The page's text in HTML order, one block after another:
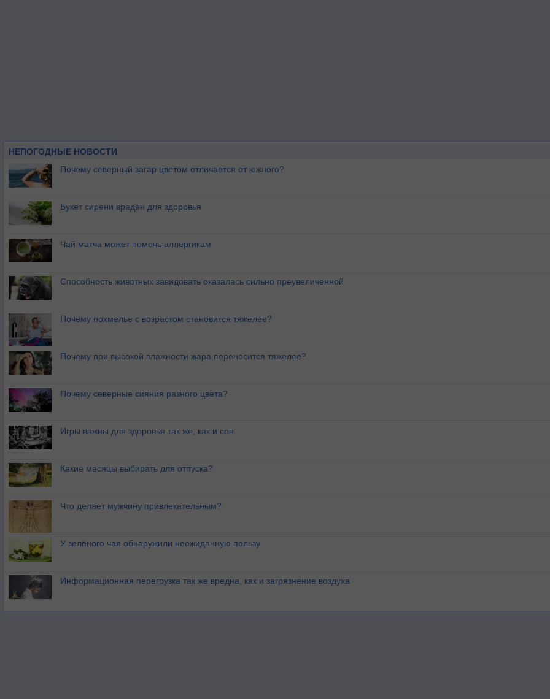
НЕПОГОДНЫЕ НОВОСТИ
Почему северный загар цветом отличается от южного?
Букет сирени вреден для здоровья
Чай матча может помочь аллергикам
Способность животных завидовать оказалась сильно преувеличенной
Почему похмелье с возрастом становится тяжелее?
Почему при высокой влажности жара переносится тяжелее?
Почему северные сияния разного цвета?
Игры важны для здоровья так же, как и сон
Какие месяцы выбирать для отпуска?
Что делает мужчину привлекательным?
У зелёного чая обнаружили неожиданную пользу
Информационная перегрузка так же вредна, как и загрязнение воздуха